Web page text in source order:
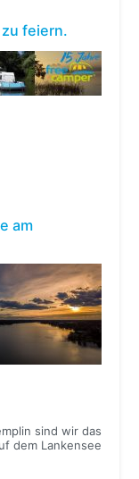
zu feiern.
am
sind wir das
dem Lankensee